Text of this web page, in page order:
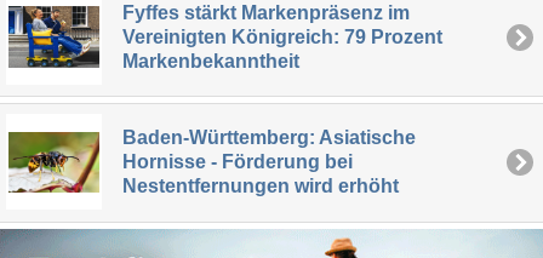
Fyffes stärkt Markenpräsenz im
Vereinigten Königreich: 79 Prozent
Markenbekanntheit
Baden-Württemberg: Asiatische
Hornisse - Förderung bei
Nestentfernungen wird erhöht